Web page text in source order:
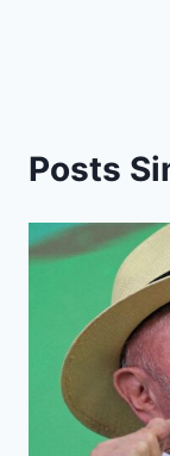
Posts